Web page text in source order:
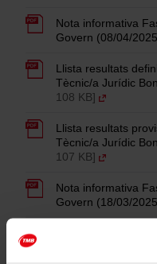
Nota informativa
Govern (08/04/
Llista resultats
Tècnic/a Jurídic
108 KB]
Llista resultats
Tècnic/a Jurídic
107 KB]
Nota informativa
Govern (18/03/
Llista definitiva de
excloses 10037